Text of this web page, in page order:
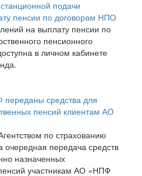
подачи
пенсии по договорам НПО
на выплату пенсии по
пенсионного
в личном кабинете
средства для
пенсий клиентам АО
по страхованию
очередная передача средств
назначенных
участникам АО «НПФ